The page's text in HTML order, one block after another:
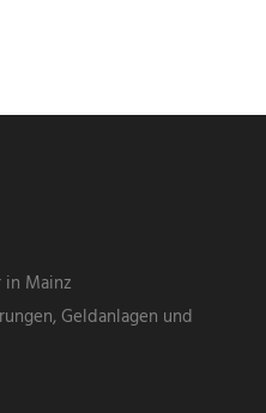
Geldanlagen und